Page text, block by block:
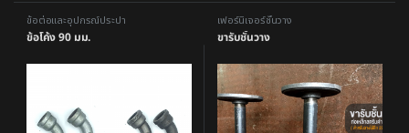
ข้อต่อและอุปกรณ์ประปา
ข้อโค้ง 90 มม.
เฟอร์นิเจอร์ชั้นวาง
ขารับชั้นวาง